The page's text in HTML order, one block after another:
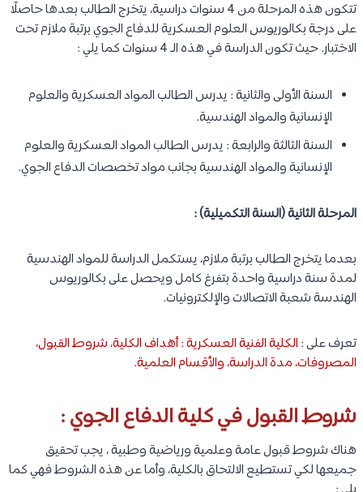
تتكون هذه المرحلة من 4 سنوات دراسية، يتخرج الطالب بعدها حاصلًا
على درجة بكالوريوس العلوم العسكرية للدفاع الجوي برتبة ملازم تحت
الاختبار. حيث تكون الدراسة في هذه الـ 4 سنوات كما يلي :
السنة الأولى والثانية : يدرس الطالب المواد العسكرية والعلوم
الإنسانية والمواد الهندسية.
السنة الثالثة والرابعة : يدرس الطالب المواد العسكرية والعلوم
الإنسانية والمواد الهندسية بجانب مواد تخصصات الدفاع الجوي.
المرحلة الثانية (السنة التكميلية) :
بعدما يتخرج الطالب برتبة ملازم، يستكمل الدراسة للمواد الهندسية
لمدة سنة دراسية واحدة بتفرغ كامل ويحصل على بكالوريوس
الهندسة شعبة الاتصالات والإلكترونيات.
تعرف على : الكلية الفنية العسكرية : أهداف الكلية، شروط القبول،
المصروفات، مدة الدراسة، والأقسام العلمية.
شروط القبول في كلية الدفاع الجوي :
هناك شروط قبول عامة وعلمية ورياضية وطبية ، يجب تحقيق
جميعها لكي تستطيع الالتحاق بالكلية، وأما عن هذه الشروط فهي كما